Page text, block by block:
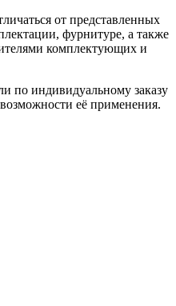
от представленных
фурнитуре, а также
комплектующих и
по индивидуальному заказу
её применения.